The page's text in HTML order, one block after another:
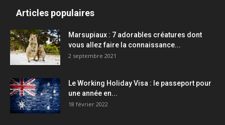
Articles populaires
Marsupiaux : 7 adorables créatures dont
vous allez faire la connaissance...
2 septembre 2021
Le Working Holiday Visa : le passeport pour
une année en...
18 février 2022